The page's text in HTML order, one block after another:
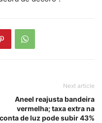
Next article
Aneel reajusta bandeira
vermelha; taxa extra na
conta de luz pode subir 43%